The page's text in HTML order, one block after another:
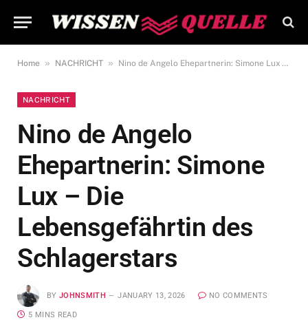
Home » NACHRICHT » Nino de Angelo Ehepartnerin: Simone Lux – Die Lebensgefährtin des Schlagerstars
NACHRICHT
Nino de Angelo
Ehepartnerin: Simone
Lux – Die
Lebensgefährtin des
Schlagerstars
BY JOHNSMITH JANUARY 13, 2026 NO COMMENTS
5 MINS READ